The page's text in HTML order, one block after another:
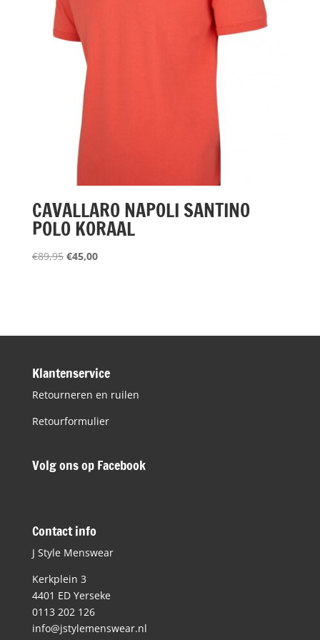
CAVALLARO NAPOLI SANTINO
POLO KORAAL
€89,95 Oorspronkelijke
€45,00Huidige
Klantenservice
Retourneren en ruilen
Retourformulier
Volg ons op Facebook
Contact info
J Style Menswear
Kerkplein 3
4401 ED Yerseke
0113 202 126
info@jstylemenswear.nl